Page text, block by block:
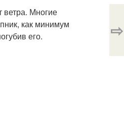
ветра. Многие
как минимум
его.
⇨